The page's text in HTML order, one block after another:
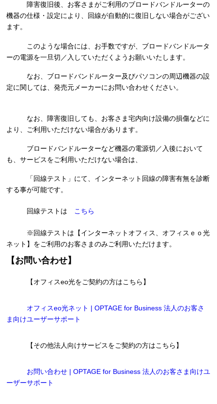
障害復旧後、お客さまがご利用のブロードバンドルーターの
機器の仕様・設定により、回線が自動的に復旧しない場合がござい
ます。
このような場合には、お手数ですが、ブロードバンドルータ
ーの電源を一旦切／入していただくようお願いいたします。
なお、ブロードバンドルーター及びパソコンの周辺機器の設
定に関しては、発売元メーカーにお問い合わせください。
なお、障害復旧しても、お客さま宅内向け設備の損傷などに
より、ご利用いただけない場合があります。
ブロードバンドルーターなど機器の電源切／入後において
も、サービスをご利用いただけない場合は、
「回線テスト」にて、インターネット回線の障害有無を診断
する事が可能です。
回線テストは こちら
※回線テストは【インターネットオフィス、オフィスｅｏ光
ネット】をご利用のお客さまのみご利用いただけます。
【お問い合わせ】
【オフィスeo光をご契約の方はこちら】
オフィスeo光ネット | OPTAGE for Business 法人のお客さ
ま向けユーザーサポート
【その他法人向けサービスをご契約の方はこちら】
お問い合わせ | OPTAGE for Business 法人のお客さま向けユ
ーザーサポート